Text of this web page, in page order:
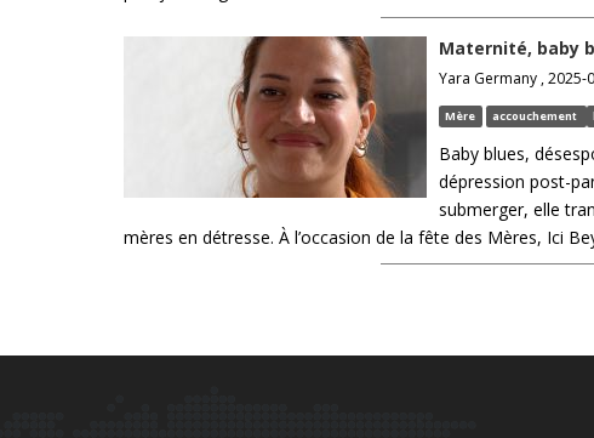
Maternité, baby
Yara Germany ,
Mère accouchement
Baby blues,
dépression post-
submerger, elle
mères en détresse. À l’occasion de la fête des Mères, Ici